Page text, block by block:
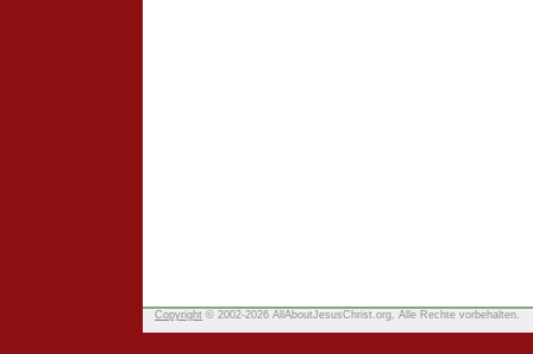
Copyright © 2002-2026 AllAboutJesusChrist.org, Alle Rechte vorbehalten.